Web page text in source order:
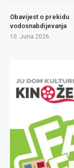
Obavijest o prekidu
vodosnabdijevanja
10. Juna 2026.